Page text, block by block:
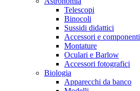
Telescopi
Binocoli
Sussidi didattici
Accessori e componenti
Montature
Oculari e Barlow
Accessori fotografici
Biologia
Apparecchi da banco